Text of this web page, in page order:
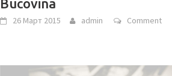
Bucovina
26 Март 2015 admin Comment